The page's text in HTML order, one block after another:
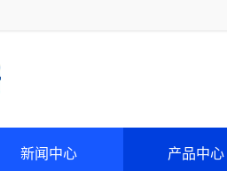
新闻中心 产品中心